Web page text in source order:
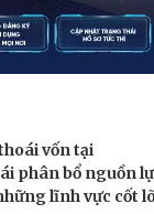
vốn tại
phân bổ nguồn
lĩnh vực cốt